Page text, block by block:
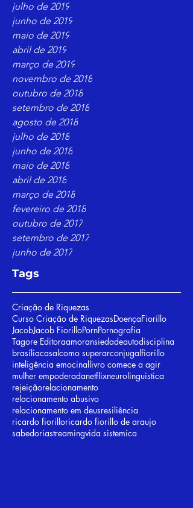
julho de 2019
junho de 2019
maio de 2019
abril de 2019
março de 2019
novembro de 2018
outubro de 2018
setembro de 2018
agosto de 2018
julho de 2018
junho de 2018
maio de 2018
abril de 2018
março de 2018
fevereiro de 2018
outubro de 2017
setembro de 2017
junho de 2017
Tags
Criação de Riquezas
Curso Criação de RiquezasDoençaFiorillo
JacobJacob FiorilloPornPornografia
Tagore Editoraamoransiedadeautodisciplina
brasíliacasalcomo superarconjugalfiorillo
inteligência emocinallivro comece a agir
mulher empoderadanetflixneurolinguistica
rejeiçãorelacionamento
relacionamento abusivo
relacionamento em deusresiliência
ricardo fiorilloricardo fiorillo de araujo
sabedoriastreamingvida sistemica